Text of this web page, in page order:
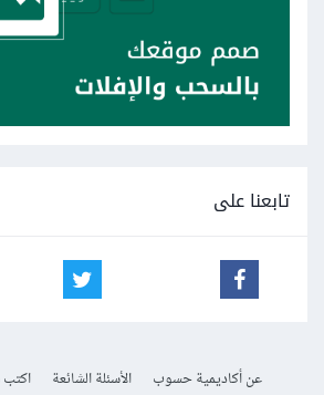
تابعنا على
عن أكاديمية حسوب الأسئلة الشائعة اكتب